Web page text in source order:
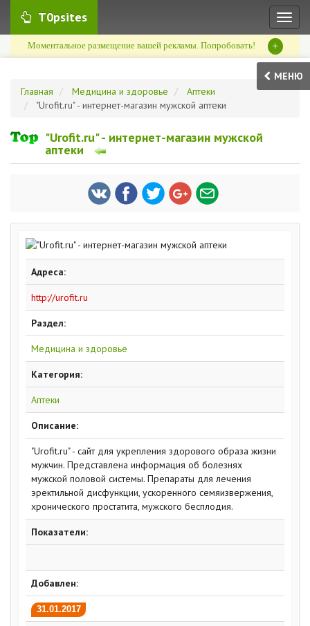
T0psites
Моментальное размещение вашей рекламы. Попробовать! +
МЕНЮ
Главная
Медицина и здоровье
Аптеки
"Urofit.ru" - интернет-магазин мужской аптеки
"Urofit.ru" - интернет-магазин мужской
аптеки
Адреса:
http://urofit.ru
Раздел:
Медицина и здоровье
Категория:
Аптеки
Описание:
"Urofit.ru" - сайт для укрепления здорового образа жизни
мужчин. Представлена информация об болезнях
мужской половой системы. Препараты для лечения
эректильной дисфункции, ускоренного семяизвержения,
хронического простатита, мужского бесплодия.
Показатели:
Добавлен:
31.01.2017